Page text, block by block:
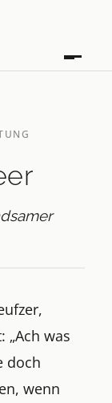
„Ach was
doch
wenn